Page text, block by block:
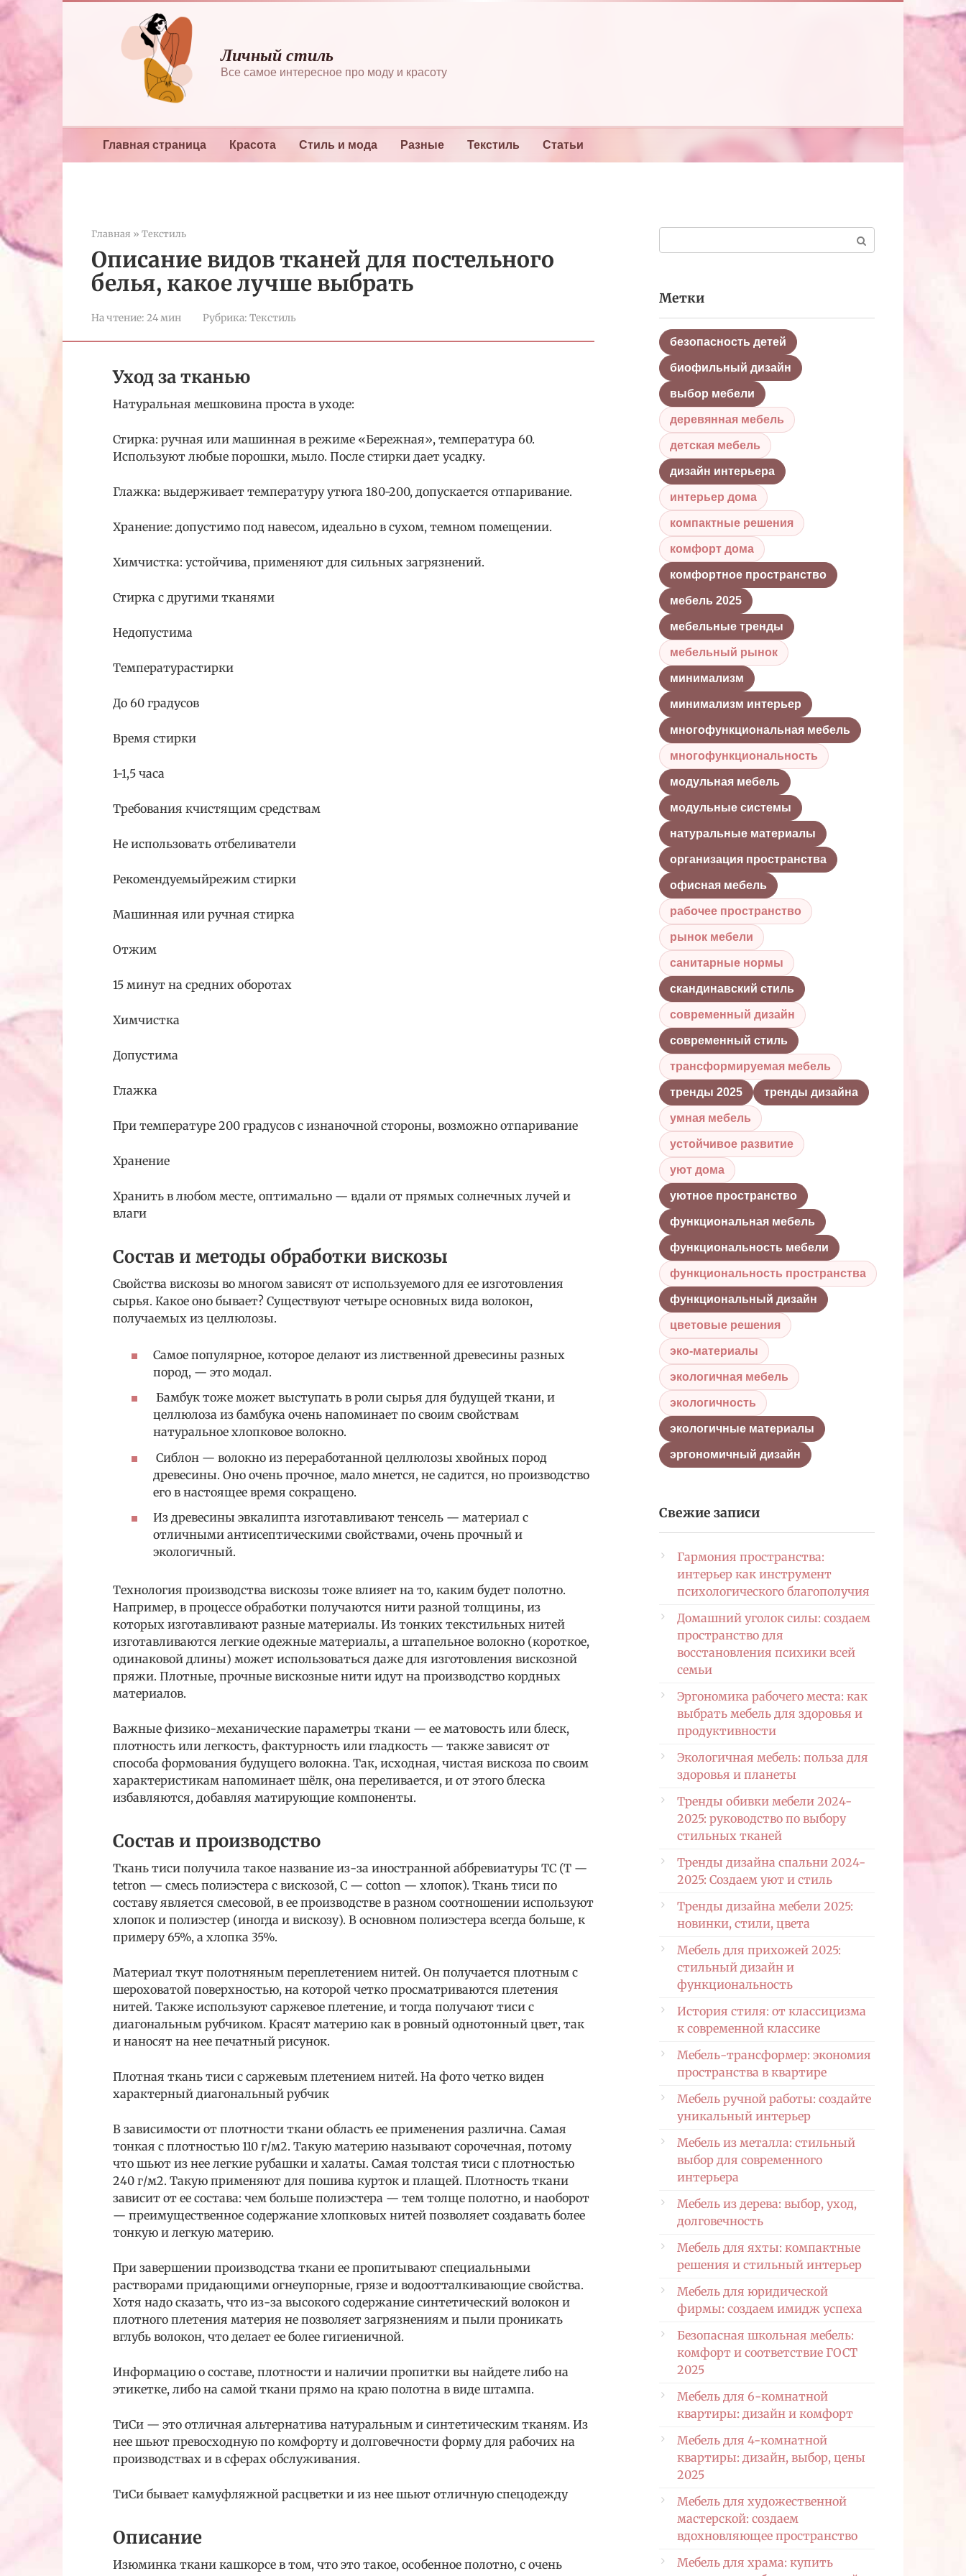
Перейти
к
Личный стиль
Все самое интересное про моду и красоту
Главная страница Красота Стиль и мода Разные Текстиль Статьи
Главная » Текстиль
Описание видов тканей для постельного
белья, какое лучше выбрать
На чтение: 24 мин Рубрика: Текстиль
Уход за тканью
Натуральная мешковина проста в уходе:
Стирка: ручная или машинная в режиме «Бережная», температура 60.
Используют любые порошки, мыло. После стирки дает усадку.
Глажка: выдерживает температуру утюга 180-200, допускается отпаривание.
Хранение: допустимо под навесом, идеально в сухом, темном помещении.
Химчистка: устойчива, применяют для сильных загрязнений.
Стирка с другими тканями
Недопустима
Температурастирки
До 60 градусов
Время стирки
1-1,5 часа
Требования кчистящим средствам
Не использовать отбеливатели
Рекомендуемыйрежим стирки
Машинная или ручная стирка
Отжим
15 минут на средних оборотах
Химчистка
Допустима
Глажка
При температуре 200 градусов с изнаночной стороны, возможно отпаривание
Хранение
Хранить в любом месте, оптимально — вдали от прямых солнечных лучей и
влаги
Состав и методы обработки вискозы
Свойства вискозы во многом зависят от используемого для ее изготовления
сырья. Какое оно бывает? Существуют четыре основных вида волокон,
получаемых из целлюлозы.
Самое популярное, которое делают из лиственной древесины разных
пород, — это модал.
Бамбук тоже может выступать в роли сырья для будущей ткани, и
целлюлоза из бамбука очень напоминает по своим свойствам
натуральное хлопковое волокно.
Сиблон — волокно из переработанной целлюлозы хвойных пород
древесины. Оно очень прочное, мало мнется, не садится, но производство
его в настоящее время сокращено.
Из древесины эвкалипта изготавливают тенсель — материал с
отличными антисептическими свойствами, очень прочный и
экологичный.
Технология производства вискозы тоже влияет на то, каким будет полотно.
Например, в процессе обработки получаются нити разной толщины, из
которых изготавливают разные материалы. Из тонких текстильных нитей
изготавливаются легкие одежные материалы, а штапельное волокно (короткое,
одинаковой длины) может использоваться даже для изготовления вискозной
пряжи. Плотные, прочные вискозные нити идут на производство кордных
материалов.
Важные физико-механические параметры ткани — ее матовость или блеск,
плотность или легкость, фактурность или гладкость — также зависят от
способа формования будущего волокна. Так, исходная, чистая вискоза по своим
характеристикам напоминает шёлк, она переливается, и от этого блеска
избавляются, добавляя матирующие компоненты.
Состав и производство
Ткань тиси получила такое название из-за иностранной аббревиатуры TC (T —
tetron — смесь полиэстера с вискозой, С — cotton — хлопок). Ткань тиси по
составу является смесовой, в ее производстве в разном соотношении используют
хлопок и полиэстер (иногда и вискозу). В основном полиэстера всегда больше, к
примеру 65%, а хлопка 35%.
Материал ткут полотняным переплетением нитей. Он получается плотным с
шероховатой поверхностью, на которой четко просматриваются плетения
нитей. Также используют саржевое плетение, и тогда получают тиси с
диагональным рубчиком. Красят материю как в ровный однотонный цвет, так
и наносят на нее печатный рисунок.
Плотная ткань тиси с саржевым плетением нитей. На фото четко виден
характерный диагональный рубчик
В зависимости от плотности ткани область ее применения различна. Самая
тонкая с плотностью 110 г/м2. Такую материю называют сорочечная, потому
что шьют из нее легкие рубашки и халаты. Самая толстая тиси с плотностью
240 г/м2. Такую применяют для пошива курток и плащей. Плотность ткани
зависит от ее состава: чем больше полиэстера — тем толще полотно, и наоборот
— преимущественное содержание хлопковых нитей позволяет создавать более
тонкую и легкую материю.
При завершении производства ткани ее пропитывают специальными
растворами придающими огнеупорные, грязе и водоотталкивающие свойства.
Хотя надо сказать, что из-за высокого содержание синтетический волокон и
плотного плетения материя не позволяет загрязнениям и пыли проникать
вглубь волокон, что делает ее более гигиеничной.
Информацию о составе, плотности и наличии пропитки вы найдете либо на
этикетке, либо на самой ткани прямо на краю полотна в виде штампа.
ТиСи — это отличная альтернатива натуральным и синтетическим тканям. Из
нее шьют превосходную по комфорту и долговечности форму для рабочих на
производствах и в сферах обслуживания.
ТиСи бывает камуфляжной расцветки и из нее шьют отличную спецодежду
Описание
Изюминка ткани кашкорсе в том, что это такое, особенное полотно, с очень
Метки
безопасность детей
биофильный дизайн
выбор мебели
деревянная мебель
детская мебель
дизайн интерьера
интерьер дома
компактные решения
комфорт дома
комфортное пространство
мебель 2025
мебельные тренды
мебельный рынок
минимализм
минимализм интерьер
многофункциональная мебель
многофункциональность
модульная мебель
модульные системы
натуральные материалы
организация пространства
офисная мебель
рабочее пространство
рынок мебели
санитарные нормы
скандинавский стиль
современный дизайн
современный стиль
трансформируемая мебель
тренды 2025 тренды дизайна
умная мебель
устойчивое развитие
уют дома
уютное пространство
функциональная мебель
функциональность мебели
функциональность пространства
функциональный дизайн
цветовые решения
эко-материалы
экологичная мебель
экологичность
экологичные материалы
эргономичный дизайн
Свежие записи
Гармония пространства:
интерьер как инструмент
психологического благополучия
Домашний уголок силы: создаем
пространство для
восстановления психики всей
семьи
Эргономика рабочего места: как
выбрать мебель для здоровья и
продуктивности
Экологичная мебель: польза для
здоровья и планеты
Тренды обивки мебели 2024-
2025: руководство по выбору
стильных тканей
Тренды дизайна спальни 2024-
2025: Создаем уют и стиль
Тренды дизайна мебели 2025:
новинки, стили, цвета
Мебель для прихожей 2025:
стильный дизайн и
функциональность
История стиля: от классицизма
к современной классике
Мебель-трансформер: экономия
пространства в квартире
Мебель ручной работы: создайте
уникальный интерьер
Мебель из металла: стильный
выбор для современного
интерьера
Мебель из дерева: выбор, уход,
долговечность
Мебель для яхты: компактные
решения и стильный интерьер
Мебель для юридической
фирмы: создаем имидж успеха
Безопасная школьная мебель:
комфорт и соответствие ГОСТ
2025
Мебель для 6-комнатной
квартиры: дизайн и комфорт
Мебель для 4-комнатной
квартиры: дизайн, выбор, цены
2025
Мебель для художественной
мастерской: создаем
вдохновляющее пространство
Мебель для храма: купить